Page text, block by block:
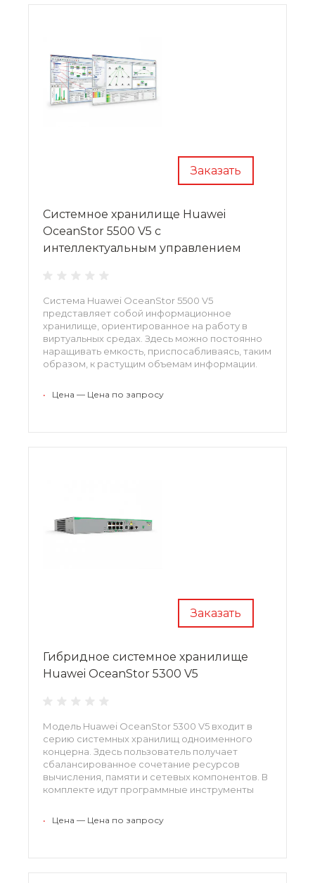
Заказать
Системное хранилище Huawei
OceanStor 5500 V5 с
интеллектуальным управлением
Система Huawei OceanStor 5500 V5
представляет собой информационное
хранилище, ориентированное на работу в
виртуальных средах. Здесь можно постоянно
наращивать емкость, приспосабливаясь, таким
образом, к растущим объемам информации.
приложениями критической важности,
• Цена — Цена по запросу
Заказать
Гибридное системное хранилище
Huawei OceanStor 5300 V5
Модель Huawei OceanStor 5300 V5 входит в
серию системных хранилищ одноименного
концерна. Здесь пользователь получает
сбалансированное сочетание ресурсов
вычисления, памяти и сетевых компонентов. В
комплекте идут программные инструменты
отвечают за ускоренную виртуализацию.
• Цена — Цена по запросу